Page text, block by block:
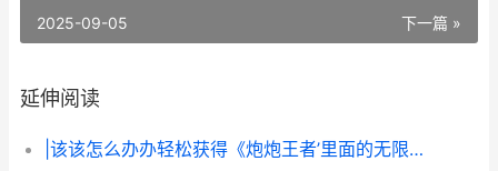
下一篇 »
2025-09-05
延伸阅读
|该该怎么办办轻松获得《炮炮王者’里面的无限金币和星星|